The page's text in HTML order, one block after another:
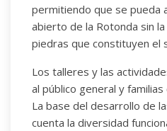
permitiendo que se pueda
abierto de la Rotonda sin
piedras que constituyen el
Los talleres y las
al público general y
La base del desarrollo de
cuenta la diversidad